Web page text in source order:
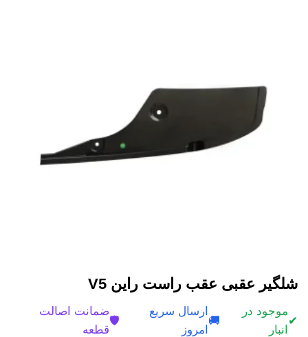
شلگیر عقبی عقب راست راین V5
✔
موجود در
انبار
🚚
ارسال سریع
امروز
🛡️
ضمانت اصالت
قطعه